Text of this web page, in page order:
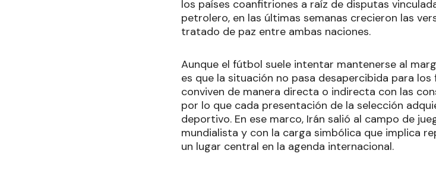
los países coanfitriones a raíz de disputas
petrolero, en las últimas semanas crecieron las
tratado de paz entre ambas naciones.
Aunque el fútbol suele intentar mantenerse al
es que la situación no pasa desapercibida para
conviven de manera directa o indirecta con las
por lo que cada presentación de la selección
deportivo. En ese marco, Irán salió al campo de
mundialista y con la carga simbólica que implica
un lugar central en la agenda internacional.